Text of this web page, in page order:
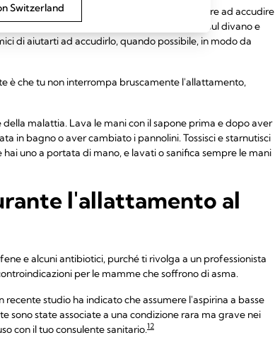
faticoso. Dovrai prenderti cura di te per riuscire ad accudire
ha bisogno di maggior riposo. Rilassati sul divano e
di aiutarti ad accudirlo, quando possibile, in modo da
è che tu non interrompa bruscamente l'allattamento,
malattia. Lava le mani con il sapone prima e dopo aver
in bagno o aver cambiato i pannolini. Tossisci e starnutisci
uno a portata di mano, e lavati o sanifica sempre le mani
l'allattamento al
e alcuni antibiotici, purché ti rivolga a un professionista
per le mamme che soffrono di asma.
studio ha indicato che assumere l'aspirina a basse
sono state associate a una condizione rara ma grave nei
con il tuo consulente sanitario.12
Switzerland